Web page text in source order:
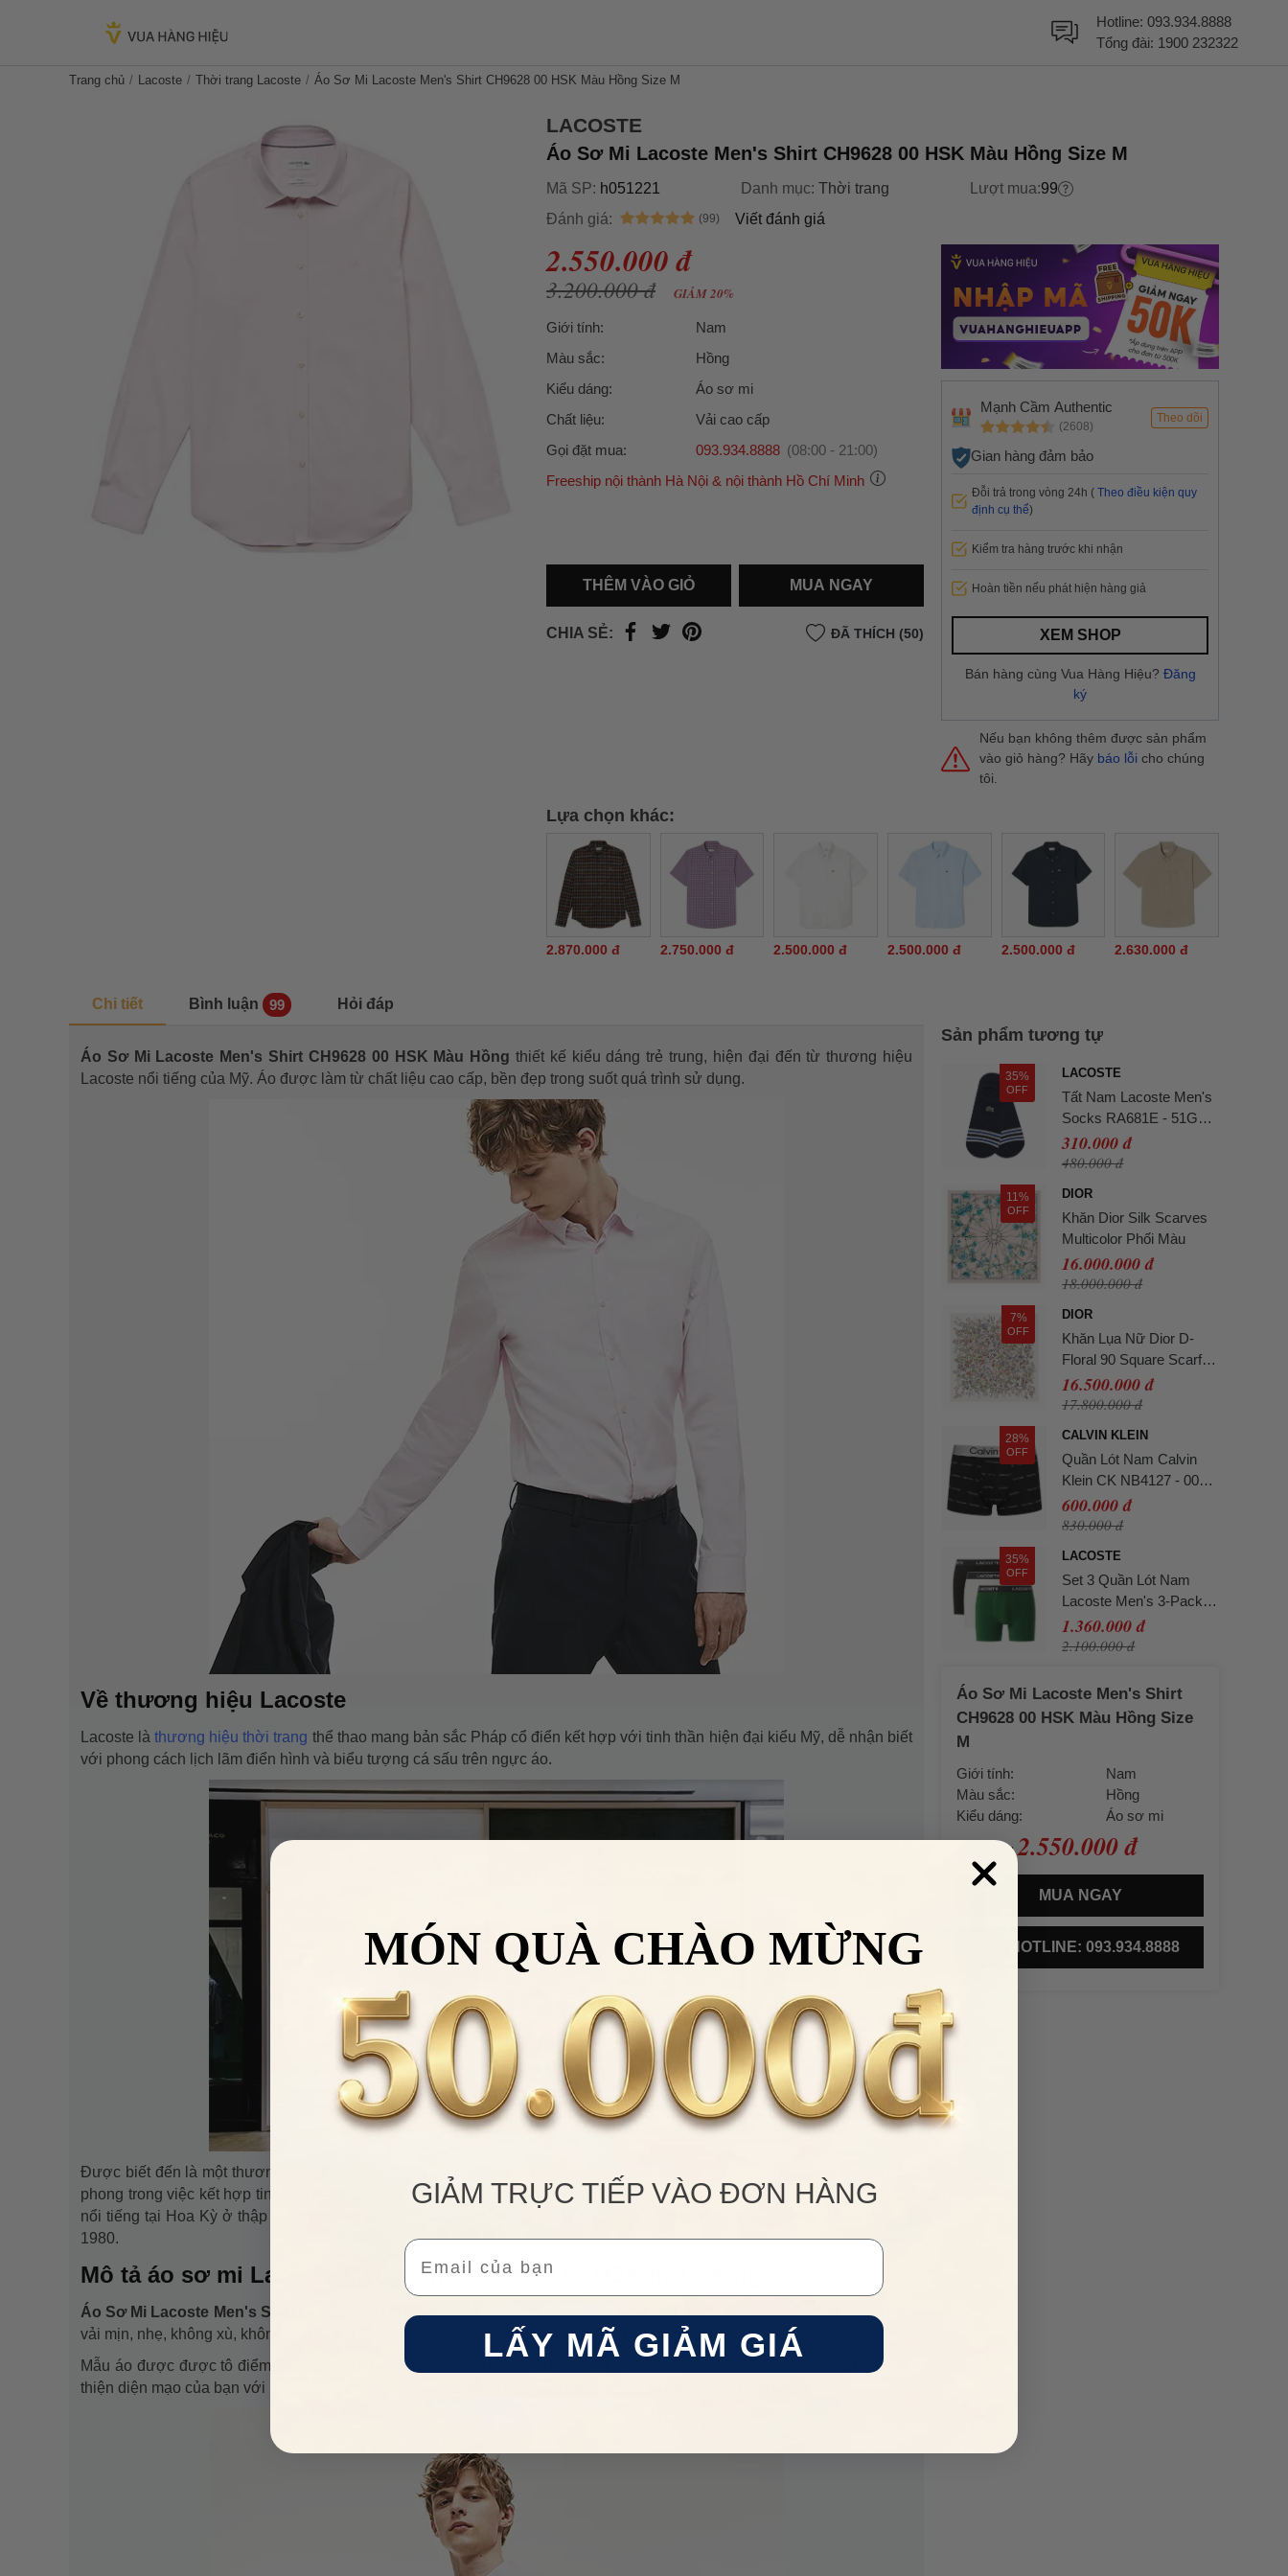
Hotline: 093.934.8888
Tổng đài: 1900 232322
Trang chủ Lacoste Thời trang Lacoste Áo Sơ Mi Lacoste Men's Shirt CH9628 00 HSK Màu Hồng Size M
LACOSTE
Áo Sơ Mi Lacoste Men's Shirt CH9628 00 HSK Màu Hồng Size M
Mã SP: h051221 Danh mục: Thời trang Lượt mua:99
Đánh giá:
Viết đánh giá
2.550.000 đ
3.200.000 đ GIẢM 20%
Giới tính:
Nam
Màu sắc:
Hồng
Kiểu dáng:
Áo sơ mi
Chất liệu:
Vải cao cấp
Gọi đặt mua:
093.934.8888 (08:00 - 21:00)
Freeship nội thành Hà Nội & nội thành Hồ Chí Minh
Hồ Chí Minh).
thành
Hồ Chí Minh, khách hàng muốn giao nhanh
trong ngày hoặc Đơn hàng giao hỏa tốc theo yêu cầu
THÊM VÀO GIỎ MUA NGAY
CHIA SẺ: ĐÃ THÍCH (50)
Lựa chọn khác:
2.870.000 đ 2.750.000 đ 2.500.000 đ 2.500.000 đ 2.500.000 đ 2.630.000 đ
Chi tiết Bình luận 99 Hỏi đáp
Áo Sơ Mi Lacoste Men's Shirt CH9628 00 HSK Màu Hồng thiết kế kiểu dáng trẻ trung, hiện đại đến từ thương hiệu
Lacoste nổi tiếng của Mỹ. Áo được làm từ chất liệu cao cấp, bền đẹp trong suốt quá trình sử dụng.
Về thương hiệu Lacoste
Lacoste làthương hiệu thời trang thể thao mang bản sắc Pháp cổ điển kết hợp với tinh thần hiện đại kiểu Mỹ, dễ nhận biết
với phong cách lịch lãm điển hình và biểu tượng cá sấu trên ngực áo.
Được biết đến là một thương hiệu thời trang Pháp có nguồn gốc ra đời gắn liền với nước Mỹ. Thương hiệu Lacoste tiên
phong trong việc kết hợp tinh thần thể thao của Mỹ, với sự lịch lãm truyền thống của người Pháp. Lacoste là thương hiệu
nổi tiếng tại Hoa Kỳ ở thập niên 70, và trở thành một trong những “biểu tượng” của phong cách Preppy suốt những năm
1980.
Mô tả áo sơ mi Lacoste Men's Shirt CH9628 00 HSK màu Hồng
Áo Sơ Mi Lacoste Men's Shirt CH9628 00 HSKđược may từ chất liệu vải cao cấp với nhiều ưu điểm nổi trội như bề mặt
vải mịn, nhẹ, không xù, không co khi giặt, thoáng khí, đem đến cho phái mạnh sự thoải mái tối đa.
Mẫu áo được được tô điểm bằng các nút Lacoste có hiệu ứng xà cừ, và một con cá sấu thêu cùng tông trên ngực. Hoàn
thiện diện mạo của bạn với mẫu áo sơ mi này cùng quần jean thô, giày thể thao và áo parka đồng màu.
Sản phẩm tương tự
35%
OFF
LACOSTE
Tất Nam Lacoste Men's
Socks RA681E - 51G
Màu Xanh Navy
310.000 đ
480.000 đ
11%
OFF
DIOR
Khăn Dior Silk Scarves
Multicolor Phối Màu
16.000.000 đ
18.000.000 đ
7%
OFF
DIOR
Khăn Lụa Nữ Dior D-
Floral 90 Square Scarf
Silk Twill Màu Trắng Họa
Tiết
16.500.000 đ
17.800.000 đ
28%
OFF
CALVIN KLEIN
Quần Lót Nam Calvin
Klein CK NB4127 - 003
Màu Đen Size L
600.000 đ
830.000 đ
35%
OFF
LACOSTE
Set 3 Quần Lót Nam
Lacoste Men's 3-Pack
Stretch Cotton Boxer
Briefs 6H2411-51-ISZ
1.360.000 đ
2.100.000 đ
Áo Sơ Mi Lacoste Men's Shirt
CH9628 00 HSK Màu Hồng Size
M
Giới tính:
Nam
Màu sắc:
Hồng
Kiểu dáng:
Áo sơ mi
Giá bán:2.550.000 đ
MUA NGAY
HOTLINE: 093.934.8888
Mạnh Cầm Authentic
(2608)
Theo dõi
Gian hàng đảm bảo
Đỗi trả trong vòng 24h ( Theo điều kiện quy
định cụ thể)
Kiểm tra hàng trước khi nhận
Hoàn tiền nếu phát hiện hàng giả
XEM SHOP
Bán hàng cùng Vua Hàng Hiệu? Đăng
ký
Nếu bạn không thêm được sản phẩm
vào giỏ hàng? Hãy báo lỗi cho chúng
tôi.
MÓN QUÀ CHÀO MỪNG
GIẢM TRỰC TIẾP VÀO ĐƠN HÀNG
Email
LẤY MÃ GIẢM GIÁ